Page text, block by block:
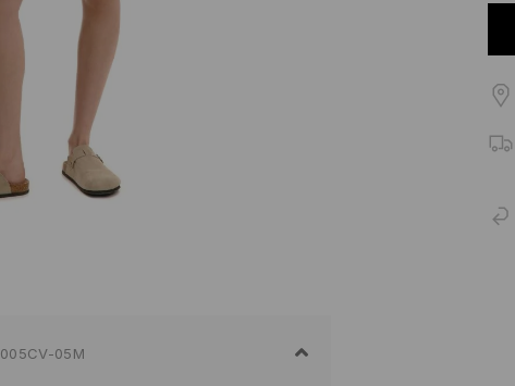
005CV-05M